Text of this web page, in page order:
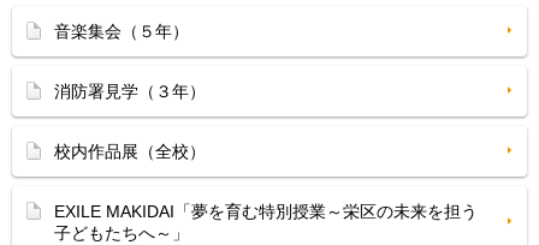
音楽集会（５年）
消防署見学（３年）
校内作品展（全校）
EXILE MAKIDAI「夢を育む特別授業～栄区の未来を担う
子どもたちへ～」